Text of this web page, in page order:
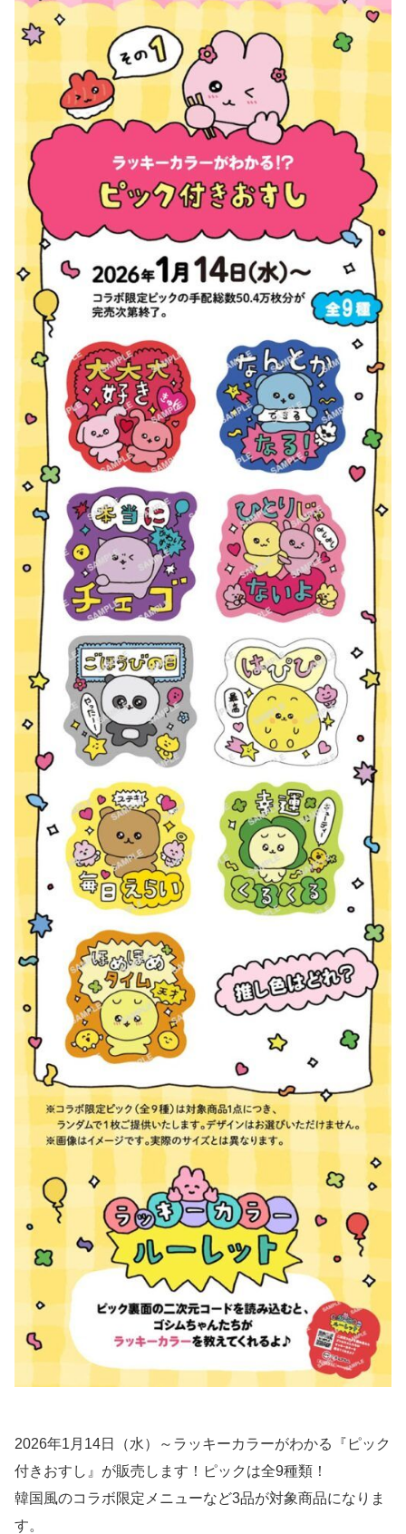
2026年1月14日（水）～ラッキーカラーがわかる『ピック
付きおすし』が販売します！ピックは全9種類！
韓国風のコラボ限定メニューなど3品が対象商品になりま
す。